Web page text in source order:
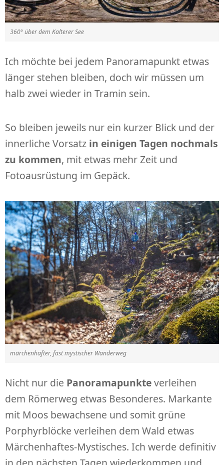
360° über dem Kalterer See
Ich möchte bei jedem Panoramapunkt etwas
länger stehen bleiben, doch wir müssen um
halb zwei wieder in Tramin sein.
So bleiben jeweils nur ein kurzer Blick und der
innerliche Vorsatz in einigen Tagen nochmals
zu kommen, mit etwas mehr Zeit und
Fotoausrüstung im Gepäck.
märchenhafter, fast mystischer Wanderweg
Nicht nur die Panoramapunkteverleihen
dem Römerweg etwas Besonderes. Markante
mit Moos bewachsene und somit grüne
Porphyrblöcke verleihen dem Wald etwas
Märchenhaftes-Mystisches. Ich werde definitiv